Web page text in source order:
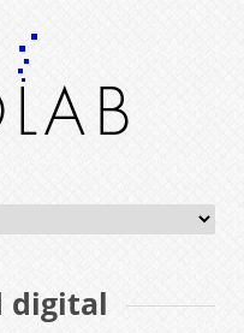
digital